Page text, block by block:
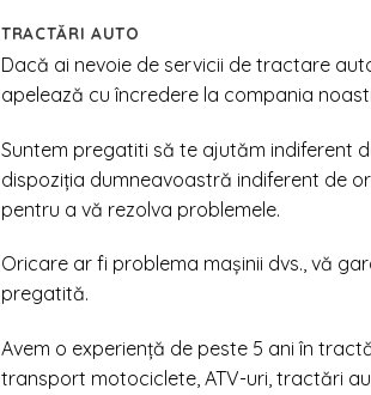
TRACTĂRI AUTO
Dacă ai nevoie de servicii de tractare
apelează cu încredere la compania
Suntem pregatiti să te ajutăm indiferent
dispoziția dumneavoastră indiferent de
pentru a vă rezolva problemele.
Oricare ar fi problema mașinii dvs., vă
pregatită.
Avem o experiență de peste 5 ani în
transport motociclete, ATV-uri, tractări